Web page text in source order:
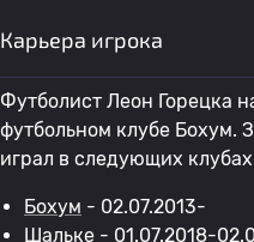
Карьера игрока
Футболист Леон Горецка
футбольном клубе Бохум.
играл в следующих
Бохум - 02.07.2013-
Шальке - 01.07.2018-